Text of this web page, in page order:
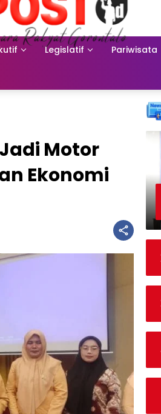
Legislatif Pariwisata
Motor
Ekonomi